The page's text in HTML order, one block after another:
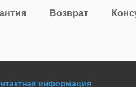
Возврат
информация